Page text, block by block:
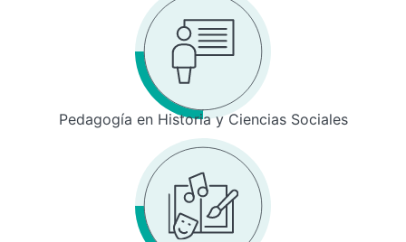
Pedagogía en Historia y Ciencias Sociales